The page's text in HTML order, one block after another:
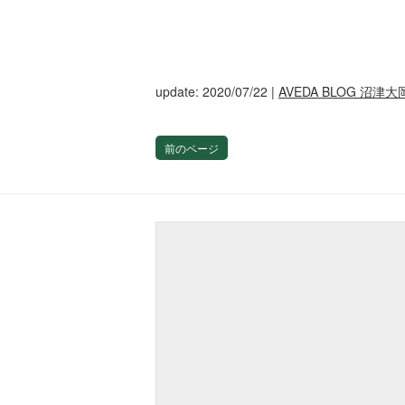
update: 2020/07/22 | AVEDA BLOG 沼津大
前のページ